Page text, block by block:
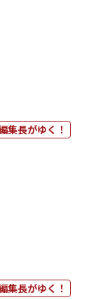
集長がゆく！
集長がゆく！